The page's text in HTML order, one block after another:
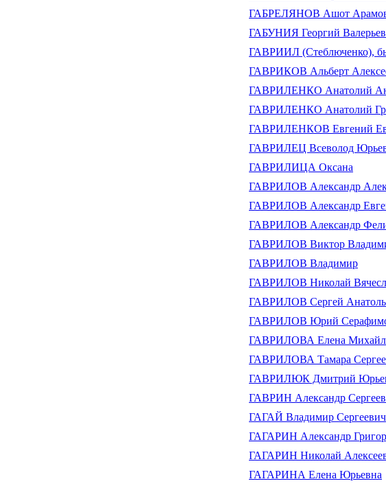
ГАБРЕЛЯНОВ Ашот
ГАБУНИЯ Георгий
ГАВРИИЛ (Стеблюченко),
ГАВРИКОВ Альберт
ГАВРИЛЕНКО Анатолий
ГАВРИЛЕНКО Анатолий
ГАВРИЛЕНКОВ Евгений
ГАВРИЛЕЦ Всеволод
ГАВРИЛИЦА Оксана
ГАВРИЛОВ Александp
ГАВРИЛОВ Александр
ГАВРИЛОВ Александр
ГАВРИЛОВ Виктор
ГАВРИЛОВ Владимир
ГАВРИЛОВ Николай
ГАВРИЛОВ Сергей
ГАВРИЛОВ Юрий
ГАВРИЛОВА Елена
ГАВРИЛОВА Тамара
ГАВРИЛЮК Дмитрий
ГАВРИН Александр
ГАГАЙ Владимир Сергеевич
ГАГАРИН Александр
ГАГАРИН Николай
ГАГАРИНА Елена Юрьевна